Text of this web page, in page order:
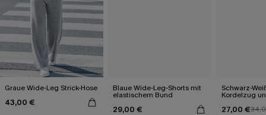
Graue Wide-Leg Strick-Hose
43,00 €
Blaue Wide-Leg-Shorts mit
elastischem Bund
29,00 €
Schwarz-
Kordelzug
27,00 €